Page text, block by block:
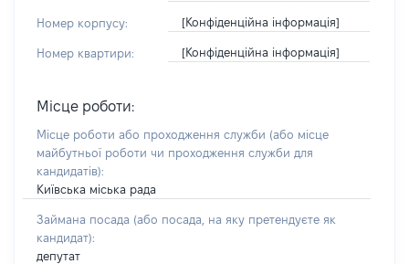
Номер корпусу: [Конфіденційна інформація]
Номер квартири: [Конфіденційна інформація]
Місце роботи:
Місце роботи або проходження служби (або місце
майбутньої роботи чи проходження служби для
кандидатів):
Київська міська рада
Займана посада (або посада, на яку претендуєте як
кандидат):
депутат